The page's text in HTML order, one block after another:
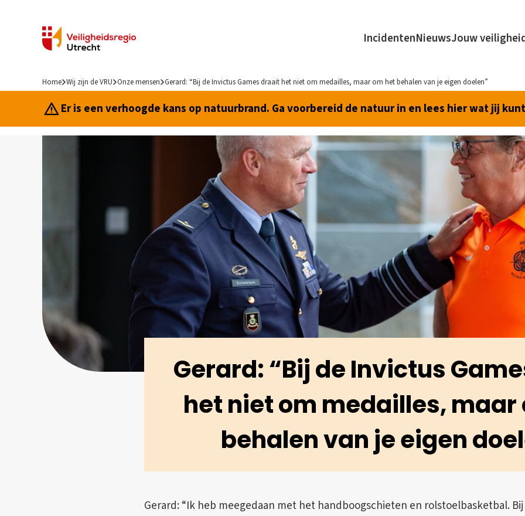
IncidentenNieuwsJouw
Home Wij zijn de VRU Onze mensen Gerard: “Bij de Invictus Games draait het niet om medailles, maar om het behalen van je eigen doelen”
Er is een verhoogde kans op natuurbrand. Ga voorbereid de natuur in en lees hier wat jij
Gerard: “Bij de Invictus
het niet om medailles, maar
behalen van je eigen
Gerard: “Ik heb meegedaan met het handboogschieten en rolstoelbasketbal.